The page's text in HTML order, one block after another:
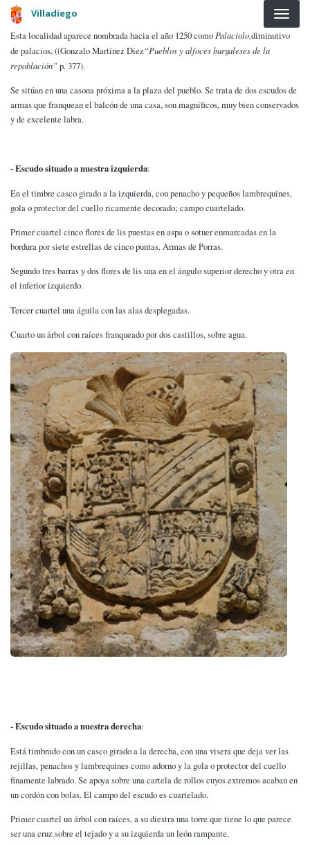
Pasar al contenido principal
Villadiego
Esta localidad aparece nombrada hacia el año 1250 como Palaciolo,diminutivo
de palacios, ((Gonzalo Martínez Diez“Pueblos y alfoces burgaleses de la
repoblación”p. 377).
Se sitúan en una casona próxima a la plaza del pueblo. Se trata de dos escudos de
armas que franquean el balcón de una casa, son magníficos, muy bien conservados
y de excelente labra.
- Escudo situado a nuestra izquierda:
En el timbre casco girado a la izquierda, con penacho y pequeños lambrequines,
gola o protector del cuello ricamente decorado; campo cuartelado.
Primer cuartel cinco flores de lis puestas en aspa o sotuer enmarcadas en la
bordura por siete estrellas de cinco puntas. Armas de Porras.
Segundo tres barras y dos flores de lis una en el ángulo superior derecho y otra en
el inferior izquierdo.
Tercer cuartel una águila con las alas desplegadas.
Cuarto un árbol con raíces franqueado por dos castillos, sobre agua.
- Escudo situado a nuestra derecha:
Está timbrado con un casco girado a la derecha, con una visera que deja ver las
rejillas, penachos y lambrequines como adorno y la gola o protector del cuello
finamente labrado. Se apoya sobre una cartela de rollos cuyos extremos acaban en
un cordón con bolas. El campo del escudo es cuartelado.
Primer cuartel un árbol con raíces, a su diestra una torre que tiene lo que parece
ser una cruz sobre el tejado y a su izquierda un león rampante.